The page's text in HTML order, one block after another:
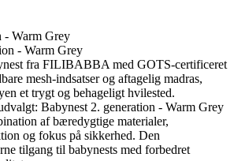
- Warm Grey
fra FILIBABBA med GOTS-certificeret
mesh-indsatser og aftagelig madras,
et trygt og behageligt hvilested.
Babynest 2. generation - Warm Grey
af bæredygtige materialer,
og fokus på sikkerhed. Den
tilgang til babynests med forbedret